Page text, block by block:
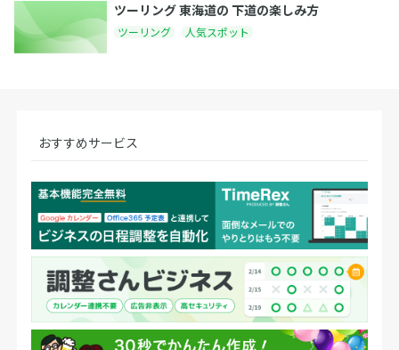
ツーリング 東海道の 下道の楽しみ方
ツーリング 人気スポット
おすすめサービス